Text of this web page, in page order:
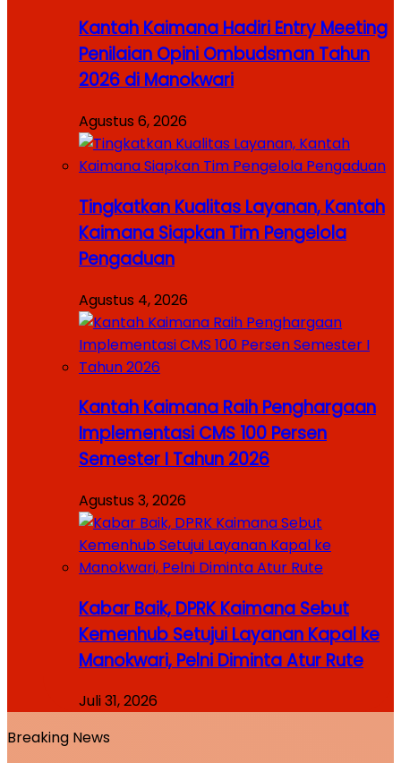
Kantah Kaimana Hadiri Entry Meeting
Penilaian Opini Ombudsman Tahun
2026 di Manokwari
Agustus 6, 2026
Tingkatkan Kualitas Layanan, Kantah
Kaimana Siapkan Tim Pengelola
Pengaduan
Agustus 4, 2026
Kantah Kaimana Raih Penghargaan
Implementasi CMS 100 Persen
Semester I Tahun 2026
Agustus 3, 2026
Kabar Baik, DPRK Kaimana Sebut
Kemenhub Setujui Layanan Kapal ke
Manokwari, Pelni Diminta Atur Rute
Juli 31, 2026
Breaking News